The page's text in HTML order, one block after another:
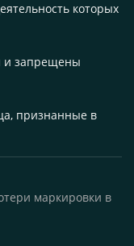
которых
и запрещены
признанные в
маркировки в